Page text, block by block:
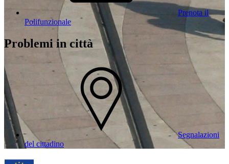
Prenota il
Polifunzionale
Problemi in città
Segnalazioni
del cittadino